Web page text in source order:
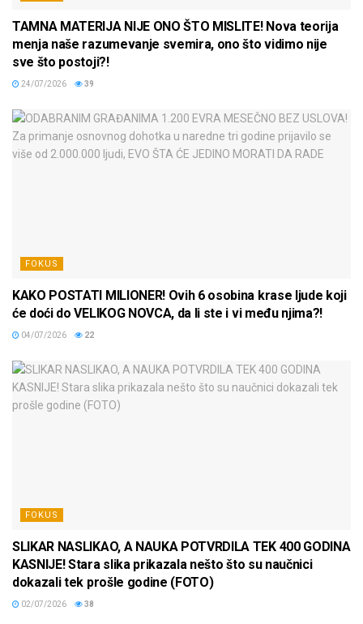
TAMNA MATERIJA NIJE ONO ŠTO MISLITE! Nova teorija
menja naše razumevanje svemira, ono što vidimo nije
sve što postoji?!
24/07/2026 39
FOKUS
KAKO POSTATI MILIONER! Ovih 6 osobina krase ljude koji
će doći do VELIKOG NOVCA, da li ste i vi među njima?!
04/07/2026 22
FOKUS
SLIKAR NASLIKAO, A NAUKA POTVRDILA TEK 400 GODINA
KASNIJE! Stara slika prikazala nešto što su naučnici
dokazali tek prošle godine (FOTO)
02/07/2026 38